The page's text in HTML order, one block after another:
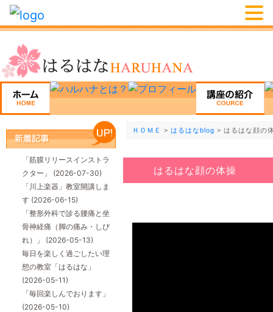
ＨＯＭＥ > はるはなblog > はるはな顔の
はるはな顔の体操
「筋膜リリースインストラ
クター」 (2026-07-30)
「川上楽器」教室開講しま
す (2026-06-15)
「整形外科で診る腰痛と坐
骨神経痛（脚の痛み・しび
れ）」 (2026-05-13)
毎日を楽しく過ごしたい理
想の教室「はるはな」
(2026-05-11)
「毎回楽しんでおります」
(2026-05-10)